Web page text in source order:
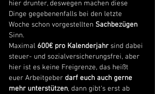
hier drunter, deswegen machen diese
Dinge gegebenenfalls bei den letzte
Woche schon vorgestellten Sachbezügen
Sinn.
Maximal 600€ pro Kalenderjahr sind dabei
steuer- und sozialversicherungsfrei, aber
hier ist es keine Freigrenze, das heißt
euer Arbeitgeber darf euch auch gerne
mehr unterstützen, dann gibt‘s erst ab